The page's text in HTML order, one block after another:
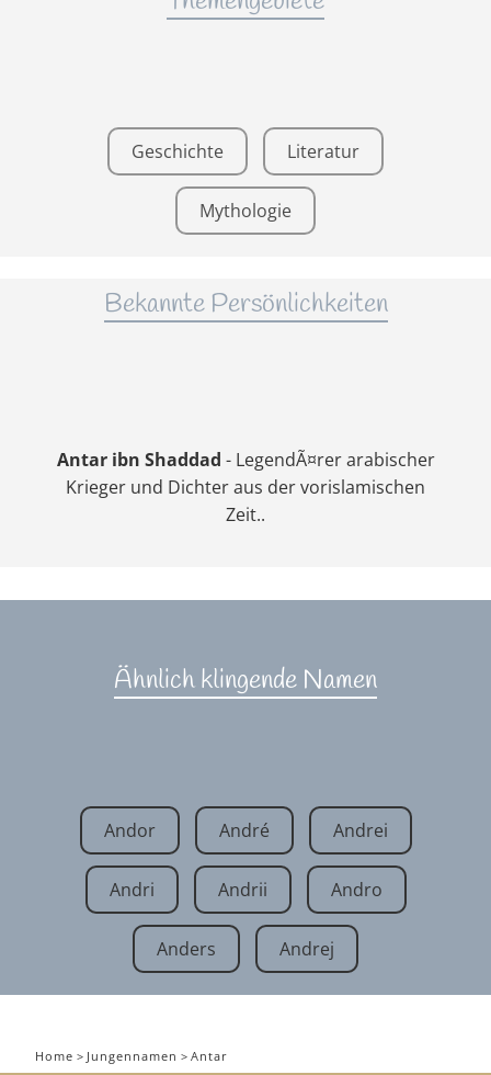
Geschichte Literatur
Mythologie
Bekannte Persönlichkeiten
Antar ibn Shaddad - LegendÃ¤rer arabischer
Krieger und Dichter aus der vorislamischen
Zeit..
Ähnlich klingende Namen
Andor André Andrei
Andri Andrii Andro
Anders Andrej
Home > Jungennamen >Antar